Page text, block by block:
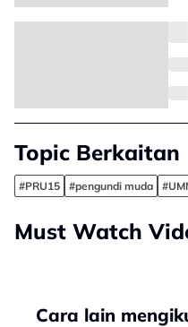
Topic Berkaitan
#PRU15 #pengundi muda
Must Watch
Cara lain